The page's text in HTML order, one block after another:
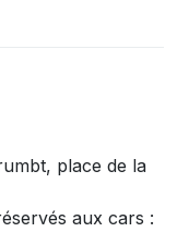
place de la
aux cars :